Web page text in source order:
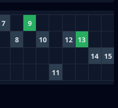
7 9
8 10 12 13
14 15
11